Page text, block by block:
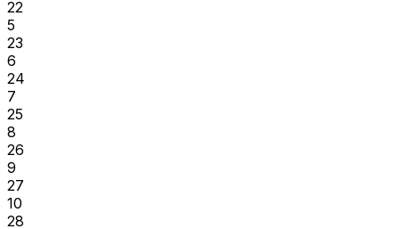
22
5
23
6
24
7
25
8
26
9
27
10
28